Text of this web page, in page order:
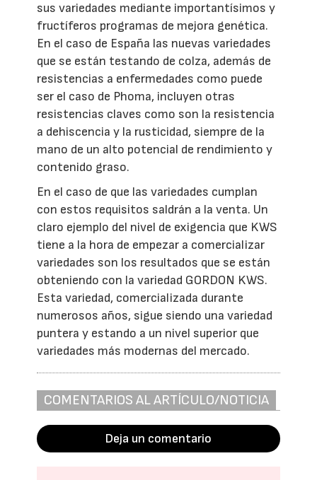
sus variedades mediante importantísimos y
fructíferos programas de mejora genética.
En el caso de España las nuevas variedades
que se están testando de colza, además de
resistencias a enfermedades como puede
ser el caso de Phoma, incluyen otras
resistencias claves como son la resistencia
a dehiscencia y la rusticidad, siempre de la
mano de un alto potencial de rendimiento y
contenido graso.
En el caso de que las variedades cumplan
con estos requisitos saldrán a la venta. Un
claro ejemplo del nivel de exigencia que KWS
tiene a la hora de empezar a comercializar
variedades son los resultados que se están
obteniendo con la variedad GORDON KWS.
Esta variedad, comercializada durante
numerosos años, sigue siendo una variedad
puntera y estando a un nivel superior que
variedades más modernas del mercado.
COMENTARIOS AL ARTÍCULO/NOTICIA
Deja un comentario